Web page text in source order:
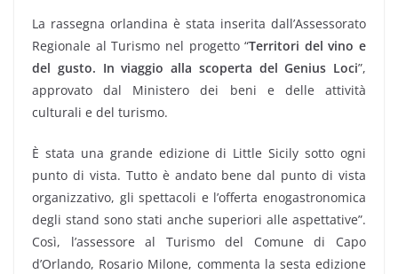
La rassegna orlandina è stata inserita dall’Assessorato
Regionale al Turismo nel progetto “Territori del vino e
del gusto. In viaggio alla scoperta del Genius Loci”,
approvato dal Ministero dei beni e delle attività
culturali e del turismo.
È stata una grande edizione di Little Sicily sotto ogni
punto di vista. Tutto è andato bene dal punto di vista
organizzativo, gli spettacoli e l’offerta enogastronomica
degli stand sono stati anche superiori alle aspettative”.
Così, l’assessore al Turismo del Comune di Capo
d’Orlando, Rosario Milone, commenta la sesta edizione